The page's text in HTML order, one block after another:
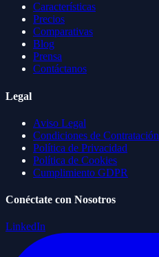
Características
Precios
Comparativas
Blog
Prensa
Contáctanos
Legal
Aviso Legal
Condiciones de Contratación
Política de Privacidad
Política de Cookies
Cumplimiento GDPR
Conéctate con Nosotros
LinkedIn